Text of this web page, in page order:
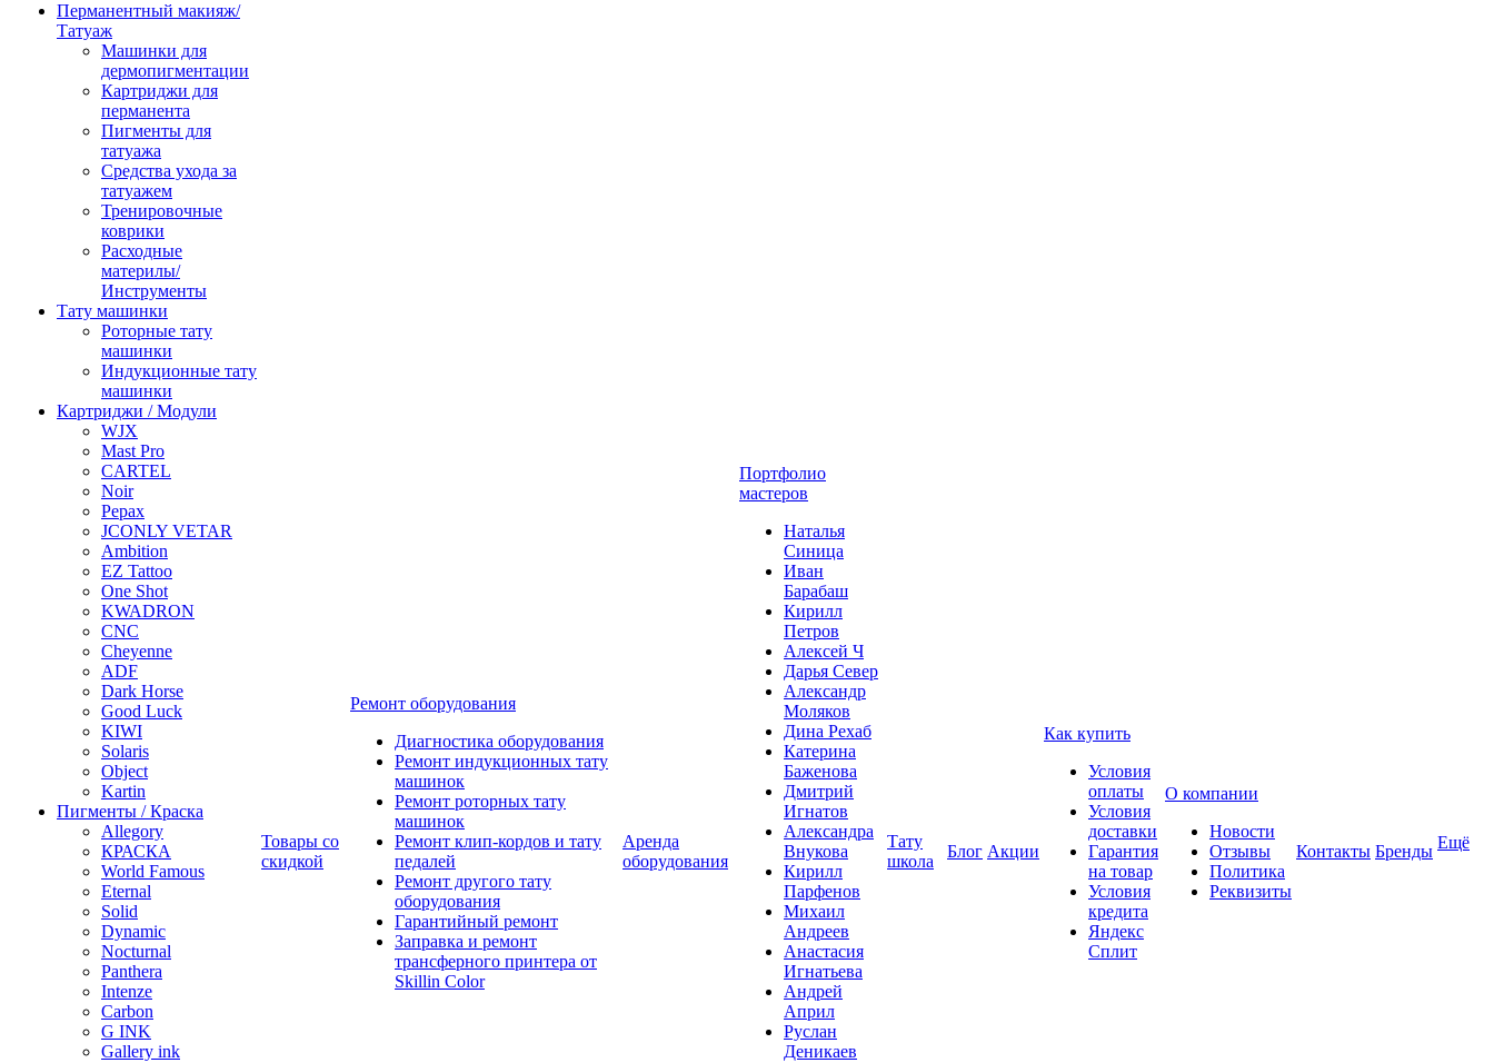
Перманентный макияж/
Татуаж
Машинки для
дермопигментации
Картриджи для
перманента
Пигменты для
татуажа
Средства ухода за
татуажем
Тренировочные
коврики
Расходные
материлы/
Инструменты
Тату машинки
Роторные тату
машинки
Индукционные тату
машинки
Картриджи / Модули
WJX
Mast Pro
CARTEL
Noir
Pepax
JCONLY VETAR
Ambition
EZ Tattoo
One Shot
KWADRON
CNC
Cheyenne
ADF
Dark Horse
Good Luck
KIWI
Solaris
Object
Kartin
Пигменты / Краска
Allegory
КРАСКА
World Famous
Eternal
Solid
Dynamic
Nocturnal
Panthera
Intenze
Carbon
G INK
Gallery ink
Товары со
скидкой
Ремонт оборудования
Диагностика оборудования
Ремонт индукционных тату
машинок
Ремонт роторных тату
машинок
Ремонт клип-кордов и тату
педалей
Ремонт другого тату
оборудования
Гарантийный ремонт
Заправка и ремонт
трансферного принтера от
Skillin Color
Аренда
оборудования
Портфолио
мастеров
Наталья
Синица
Иван
Барабаш
Кирилл
Петров
Алексей Ч
Дарья Север
Александр
Моляков
Дина Рехаб
Катерина
Баженова
Дмитрий
Игнатов
Александра
Внукова
Кирилл
Парфенов
Михаил
Андреев
Анастасия
Игнатьева
Андрей
Април
Руслан
Деникаев
Тату
школа
Блог Акции
Как купить
Условия
оплаты
Условия
доставки
Гарантия
на товар
Условия
кредита
Яндекс
Сплит
О компании
Новости
Отзывы
Политика
Реквизиты
Контакты Бренды Ещё